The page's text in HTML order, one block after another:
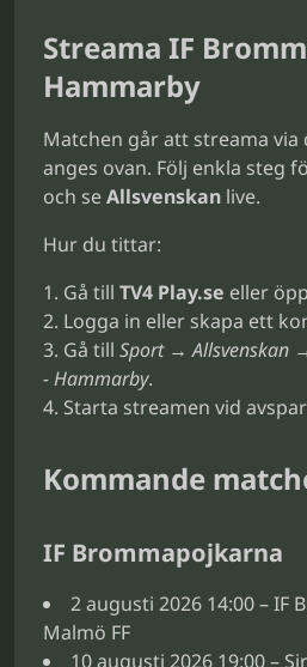
Streama IF
Hammarby
Matchen går att streama via
anges ovan. Följ enkla steg
och seAllsvenskan live.
Hur du tittar:
Gå till TV4 Play.se eller
Logga in eller skapa ett
Gå till Sport → Allsvenskan
- Hammarby.
Starta streamen vid
Kommande
IF Brommapojkarna
2 augusti 2026 14:00 – IF
Malmö FF
10 augusti 2026 19:00 –